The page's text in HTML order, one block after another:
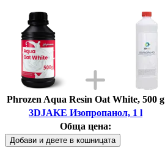
Phrozen Aqua Resin Oat White, 500 g
3DJAKE Изопропанол, 1 l
Обща цена:
Добави и двете в кошницата